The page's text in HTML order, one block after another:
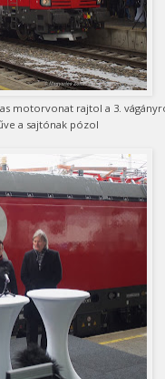
motorvonat rajtol a 3.
a sajtónak pózol